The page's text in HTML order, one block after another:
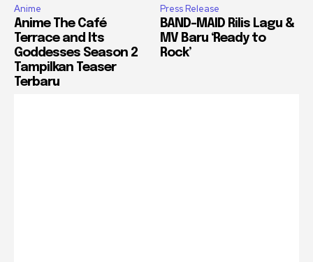
Anime
Anime The Café
Terrace and Its
Goddesses Season 2
Tampilkan Teaser
Terbaru
Press Release
BAND-MAID Rilis Lagu &
MV Baru ‘Ready to
Rock’